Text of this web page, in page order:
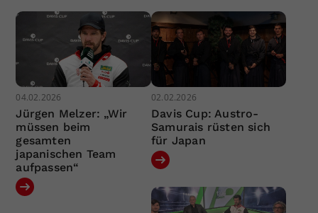
04.02.2026
Jürgen Melzer: „Wir
müssen beim
gesamten
japanischen Team
aufpassen“
02.02.2026
Davis Cup: Austro-
Samurais rüsten sich
für Japan